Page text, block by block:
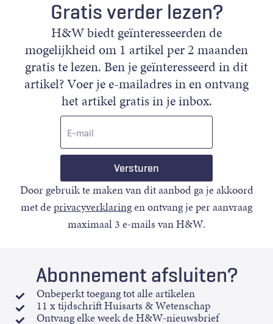
Gratis verder lezen?
H&W biedt geïnteresseerden de
mogelijkheid om 1 artikel per 2 maanden
gratis te lezen. Ben je geïnteresseerd in dit
artikel? Voer je e-mailadres in en ontvang
het artikel gratis in je inbox.
Door gebruik te maken van dit aanbod ga je akkoord
met deprivacyverklaringen ontvang je per aanvraag
maximaal 3 e-mails van H&W.
Abonnement afsluiten?
Onbeperkt toegang tot alle artikelen
11 x tijdschrift Huisarts & Wetenschap
Ontvang elke week de H&W-nieuwsbrief